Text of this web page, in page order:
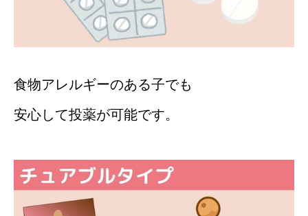
食物アレルギーのある子でも
安心して投薬が可能です。